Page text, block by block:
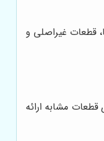
قطعات غیراصلی و
قطعات مشابه ارائه